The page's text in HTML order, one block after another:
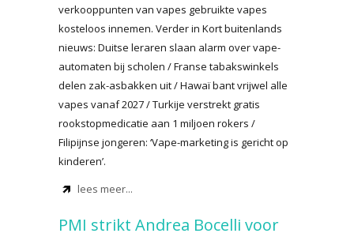
verkooppunten van vapes gebruikte vapes
kosteloos innemen. Verder in Kort buitenlands
nieuws: Duitse leraren slaan alarm over vape-
automaten bij scholen / Franse tabakswinkels
delen zak-asbakken uit / Hawaï bant vrijwel alle
vapes vanaf 2027 / Turkije verstrekt gratis
rookstopmedicatie aan 1 miljoen rokers /
Filipijnse jongeren: ‘Vape-marketing is gericht op
kinderen’.
lees meer...
PMI strikt Andrea Bocelli voor